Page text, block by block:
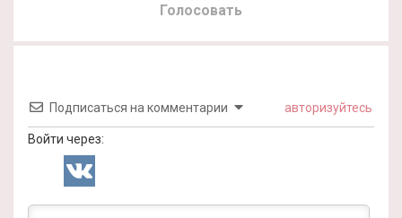
Голосовать
Подписаться на комментарии авторизуйтесь
Войти через: